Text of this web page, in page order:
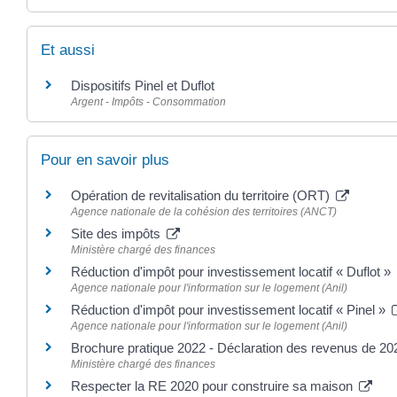
Et aussi
Dispositifs Pinel et Duflot
Argent - Impôts - Consommation
Pour en savoir plus
Opération de revitalisation du territoire (ORT)
Agence nationale de la cohésion des territoires (ANCT)
Site des impôts
Ministère chargé des finances
Réduction d'impôt pour investissement locatif « Duflot »
Agence nationale pour l'information sur le logement (Anil)
Réduction d'impôt pour investissement locatif « Pinel »
Agence nationale pour l'information sur le logement (Anil)
Brochure pratique 2022 - Déclaration des revenus de
Ministère chargé des finances
Respecter la RE 2020 pour construire sa maison